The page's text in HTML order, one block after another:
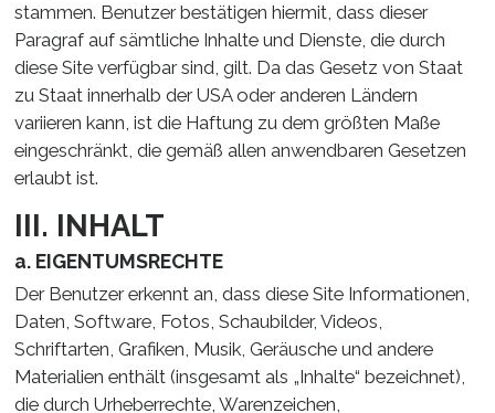
stammen. Benutzer bestätigen hiermit, dass dieser
Paragraf auf sämtliche Inhalte und Dienste, die durch
diese Site verfügbar sind, gilt. Da das Gesetz von Staat
zu Staat innerhalb der USA oder anderen Ländern
variieren kann, ist die Haftung zu dem größten Maße
eingeschränkt, die gemäß allen anwendbaren Gesetzen
erlaubt ist.
III. INHALT
a. EIGENTUMSRECHTE
Der Benutzer erkennt an, dass diese Site Informationen,
Daten, Software, Fotos, Schaubilder, Videos,
Schriftarten, Grafiken, Musik, Geräusche und andere
Materialien enthält (insgesamt als „Inhalte“ bezeichnet),
die durch Urheberrechte, Warenzeichen,